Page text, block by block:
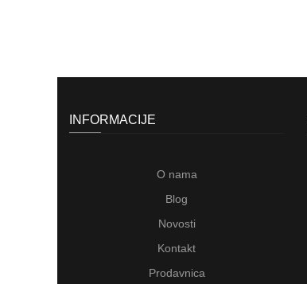
INFORMACIJE
O nama
Blog
Novosti
Kontakt
Prodavnica